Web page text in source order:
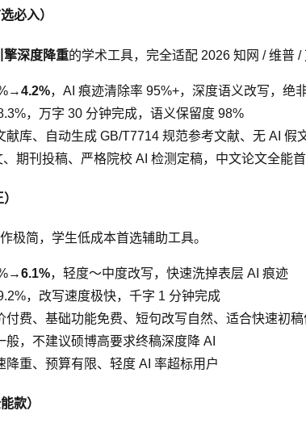
必入）
擎深度降重的学术工具，完全适配 2026 知网 / 维普
4.2%，AI 痕迹清除率 95%+，深度语义改写，绝
，万字 30 分钟完成，语义保留度 98%
献库、自动生成 GB/T7714 规范参考文献、无 AI
期刊投稿、严格院校 AI 检测定稿，中文论文全能
极简，学生低成本首选辅助工具。
6.1%，轻度～中度改写，快速洗掉表层 AI 痕迹
，改写速度极快，千字 1 分钟完成
付费、基础功能免费、短句改写自然、适合快速初
，不建议硕博高要求终稿深度降 AI
重、预算有限、轻度 AI 率超标用户
款）